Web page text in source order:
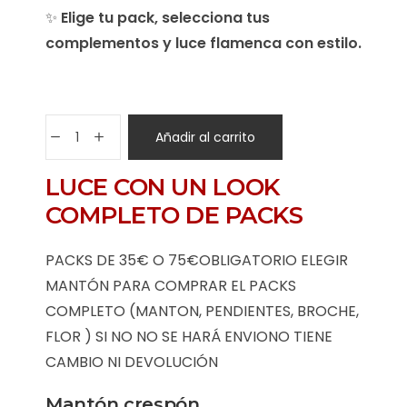
✨ Elige tu pack, selecciona tus
complementos y luce flamenca con estilo.
Añadir al carrito
LUCE CON UN LOOK
COMPLETO DE PACKS
PACKS DE 35€ O 75€OBLIGATORIO ELEGIR
MANTÓN PARA COMPRAR EL PACKS
COMPLETO (MANTON, PENDIENTES, BROCHE,
FLOR ) SI NO NO SE HARÁ ENVIONO TIENE
CAMBIO NI DEVOLUCIÓN